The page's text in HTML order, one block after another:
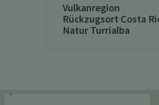
Vulkanregion
Rückzugsort Costa
Natur Turrialba